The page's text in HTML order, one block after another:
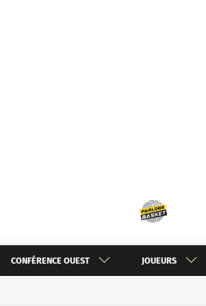
CONFÉRENCE OUEST JOUEURS